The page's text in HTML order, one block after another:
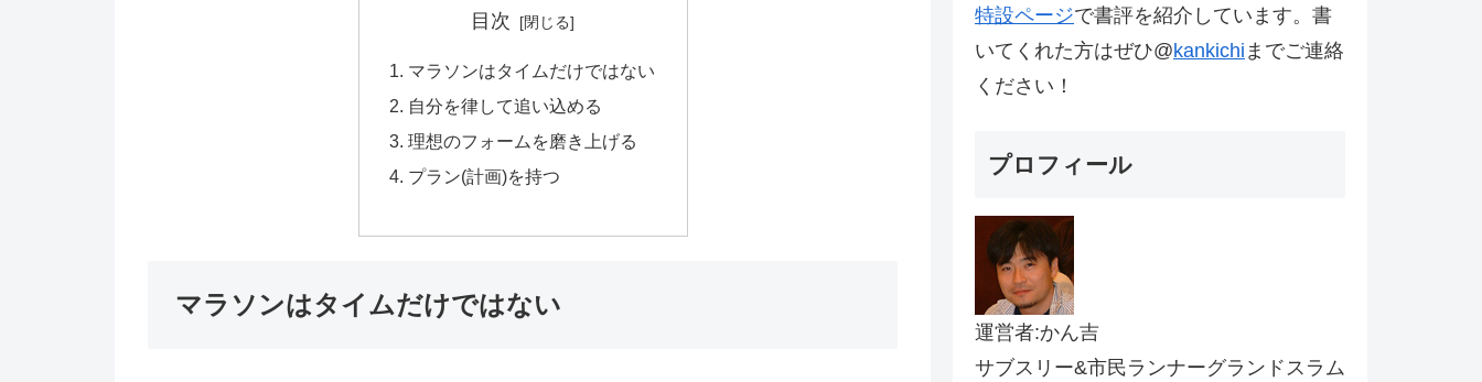
目次
マラソンはタイムだけではない
自分を律して追い込める
理想のフォームを磨き上げる
プラン(計画)を持つ
マラソンはタイムだけではない
特設ページで書評を紹介しています。書
いてくれた方はぜひ@kankichi までご連絡
ください！
プロフィール
運営者:かん吉
サブスリー&市民ランナーグランドスラム